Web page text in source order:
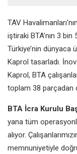
TAV
iştiraki BTA’nın 3 bin
Türkiye’nin dünyaca
Kaprol tasarladı.
Kaprol, BTA
toplam 38 parçadan
BTA İcra Kurulu
yana tüm
alıyor.
memnuniyetiyle